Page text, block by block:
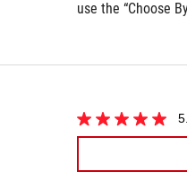
use the “Choose
5.0
trong
5